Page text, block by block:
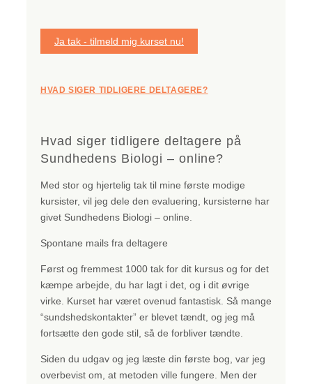
Ja tak - tilmeld mig kurset nu!
HVAD SIGER TIDLIGERE DELTAGERE?
Hvad siger tidligere deltagere på
Sundhedens Biologi – online?
Med stor og hjertelig tak til mine første modige
kursister, vil jeg dele den evaluering, kursisterne har
givet Sundhedens Biologi – online.
Spontane mails fra deltagere
Først og fremmest 1000 tak for dit kursus og for det
kæmpe arbejde, du har lagt i det, og i dit øvrige
virke. Kurset har været ovenud fantastisk. Så mange
“sundshedskontakter” er blevet tændt, og jeg må
fortsætte den gode stil, så de forbliver tændte.
Siden du udgav og jeg læste din første bog, var jeg
overbevist om, at metoden ville fungere. Men der